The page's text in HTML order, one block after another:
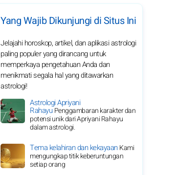
Yang Wajib Dikunjungi di Situs Ini
Jelajahi horoskop, artikel, dan aplikasi astrologi
paling populer yang dirancang untuk
memperkaya pengetahuan Anda dan
menikmati segala hal yang ditawarkan
astrologi!
Astrologi Apriyani
RahayuPenggambaran karakter dan
potensi unik dari Apriyani Rahayu
dalam astrologi.
Tema kelahiran dan kekayaanKami
mengungkap titik keberuntungan
setiap orang